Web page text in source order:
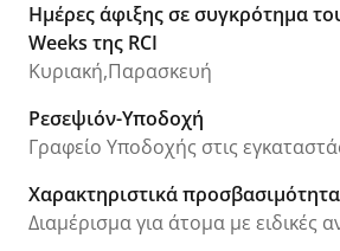
Ημέρες άφιξης σε συγκρότημα
Weeks της RCI
Κυριακή,Παρασκευή
Ρεσεψιόν-Υποδοχή
Γραφείο Υποδοχής στις
Χαρακτηριστικά
Διαμέρισμα για άτομα με ειδικές